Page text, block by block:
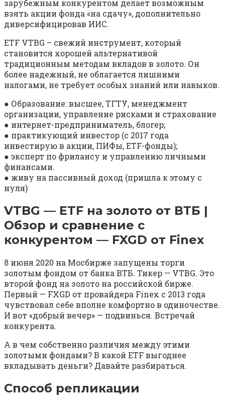
зарубежным конкурентом делает возможным
взять акции фонда «на сдачу», дополнительно
диверсифицировав ИИС.
ETF VTBG – свежий инструмент, который
становится хорошей альтернативой
традиционным методам вкладов в золото. Он
более надежный, не облагается лишними
налогами, не требует особых знаний или навыков.
● Образование: высшее, ТГТУ, менеджмент
организации, управление рисками и страхование
● интернет-предприниматель, блогер;
● практикующий инвестор (с 2017 года
инвестирую в акции, ПИФы, ETF-фонды);
● эксперт по фрилансу и управлению личными
финансами.
● живу на пассивный доход (пришла к этому с
нуля)
VTBG — ETF на золото от ВТБ |
Обзор и сравнение с
конкурентом — FXGD от Finex
8 июня 2020 на Мосбирже запущены торги
золотым фондом от банка ВТБ. Тикер — VTBG. Это
второй фонд на золото на российской бирже.
Первый — FXGD от провайдера Finex с 2013 года
чувствовал себе вполне комфортно в одиночестве.
И вот «добрый вечер» — подвинься. Встречай
конкурента.
А в чем собственно различия между этими
золотыми фондами? В какой ETF выгоднее
вкладывать деньги? Давайте разбираться.
Способ репликации